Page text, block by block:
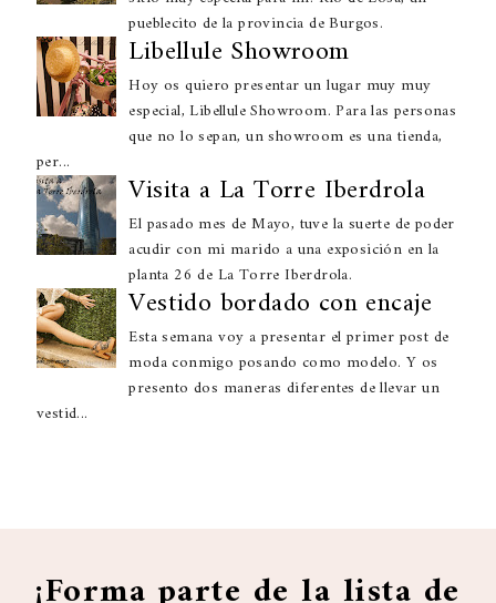
pueblecito de la provincia de Burgos.
Libellule Showroom
Hoy os quiero presentar un lugar muy muy
especial, Libellule Showroom. Para las personas
que no lo sepan, un showroom es una tienda,
per...
Visita a La Torre Iberdrola
El pasado mes de Mayo, tuve la suerte de poder
acudir con mi marido a una exposición en la
planta 26 de La Torre Iberdrola.
Vestido bordado con encaje
Esta semana voy a presentar el primer post de
moda conmigo posando como modelo. Y os
presento dos maneras diferentes de llevar un
vestid...